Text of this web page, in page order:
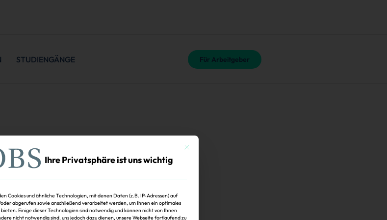
STUDIENGÄNGE Für Arbeitgeber
Mit diesem Button wird der Dialog geschlossen. Seine Funktionalität ist identisch mit der
Ihre Privatsphäre ist uns wichtig
Cookies und ähnliche Technologien, mit denen Daten (z.B. IP-Adressen) auf
abgerufen sowie anschließend verarbeitet werden, um Ihnen ein optimales
bieten. Einige dieser Technologien sind notwendig und können nicht von Ihnen
nicht notwendig sind, uns jedoch dazu dienen, unsere Webseite fortlaufend zu